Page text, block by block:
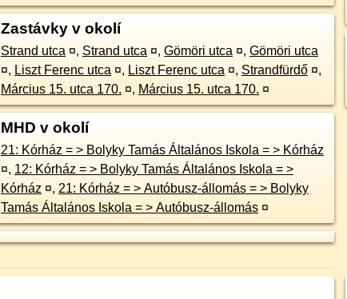
Zastávky v okolí
Strand utca ¤, Strand utca ¤, Gömöri utca ¤, Gömöri utca
¤, Liszt Ferenc utca ¤, Liszt Ferenc utca ¤, Strandfürdő ¤,
Március 15. utca 170. ¤, Március 15. utca 170. ¤
MHD v okolí
21: Kórház = > Bolyky Tamás Általános Iskola = > Kórház
¤, 12: Kórház = > Bolyky Tamás Általános Iskola = >
Kórház ¤, 21: Kórház = > Autóbusz-állomás = > Bolyky
Tamás Általános Iskola = > Autóbusz-állomás ¤